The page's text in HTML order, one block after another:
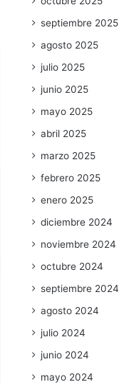
septiembre 2025
agosto 2025
julio 2025
junio 2025
mayo 2025
abril 2025
marzo 2025
febrero 2025
enero 2025
diciembre 2024
noviembre 2024
octubre 2024
septiembre 2024
agosto 2024
julio 2024
junio 2024
mayo 2024